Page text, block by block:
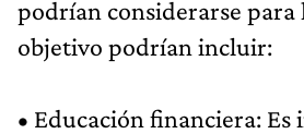
podrían considerarse para
objetivo podrían incluir:
• Educación financiera: